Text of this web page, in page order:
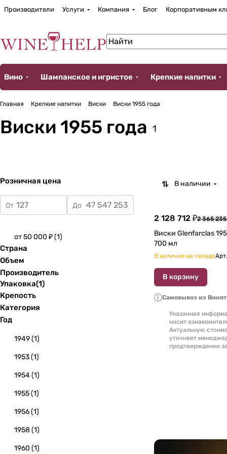
Производители Услуги Компания Блог Корпоративным
Вино Шампанское и игристое Крепкие напитки
Главная Крепкие напитки Виски Виски 1955 года
Виски 1955 года 1
Розничная цена
От До
от 50 000 ₽(1)
Страна
Объем
Производитель
Упаковка(1)
Крепость
Категория
Год
1949(1)
1953(1)
1954(1)
1955(1)
1956(1)
1958 (1)
1960 (1)
В наличии
2 128 712 ₽2 365
Виски Glenfarclas
700 мл
В наличии на складеАрт.
В корзину
Самовывоз из
Указанная
носит
Актуальную
уточняет
продтверждении